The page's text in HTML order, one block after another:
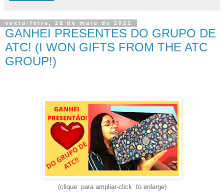
sexta-feira, 28 de maio de 2021
GANHEI PRESENTES DO GRUPO DE
ATC! (I WON GIFTS FROM THE ATC
GROUP!)
(clique para ampliar-click to enlarge)